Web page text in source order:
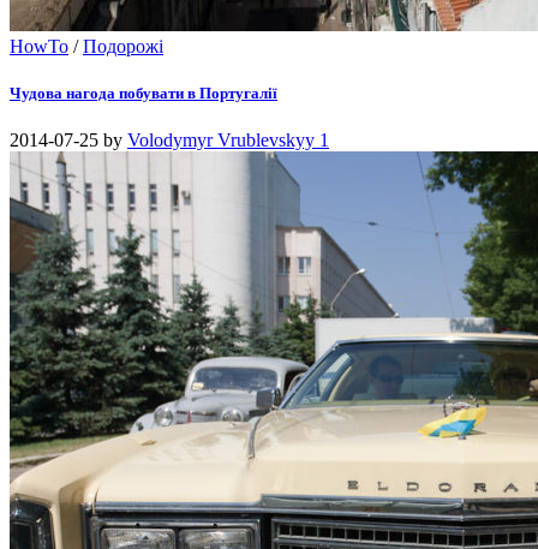
HowTo /Подорожі
Чудова нагода побувати в Португалії
2014-07-25 by Volodymyr Vrublevskyy 1